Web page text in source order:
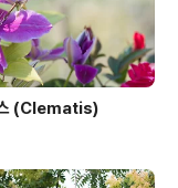
(Clematis)